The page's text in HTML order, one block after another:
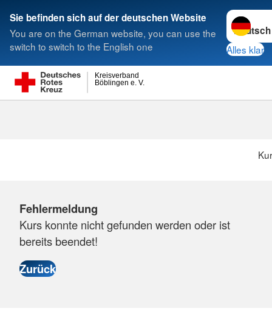
Sie befinden sich auf der deutschen Website
You are on the German website, you can use the
switch to switch to the English one
Sprache
Alles klar
Böblingen e. V.
Kreisverband
Suche
Fehlermeldung
Kurs konnte nicht gefunden werden oder ist
bereits beendet!